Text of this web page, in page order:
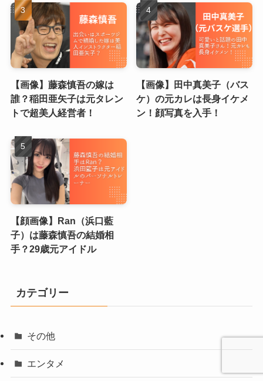
【画像】藤森慎吾の嫁は
誰？稲田亜矢子は元タレン
トで超美人経営者！
【画像】田中真美子（バス
ケ）の元カレは長身イケメ
ン！顔写真を入手！
【顔画像】Ran（浜口藍
子）は藤森慎吾の結婚相
手？29歳元アイドル
カテゴリー
その他
エンタメ